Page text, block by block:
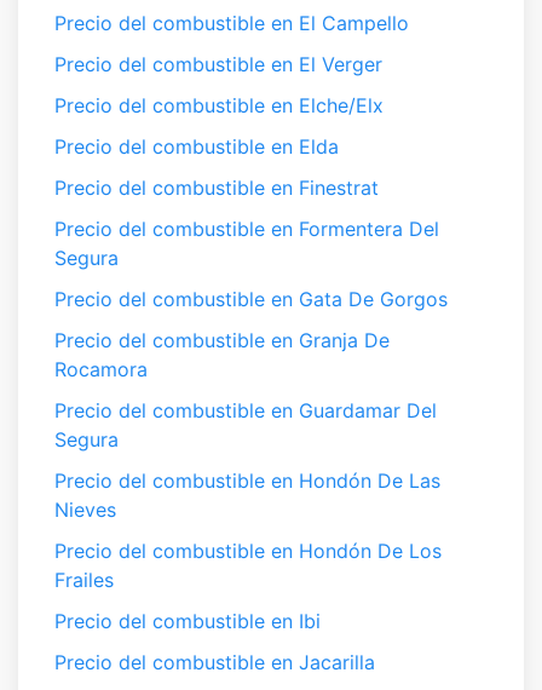
Precio del combustible en El Campello
Precio del combustible en El Verger
Precio del combustible en Elche/Elx
Precio del combustible en Elda
Precio del combustible en Finestrat
Precio del combustible en Formentera Del
Segura
Precio del combustible en Gata De Gorgos
Precio del combustible en Granja De
Rocamora
Precio del combustible en Guardamar Del
Segura
Precio del combustible en Hondón De Las
Nieves
Precio del combustible en Hondón De Los
Frailes
Precio del combustible en Ibi
Precio del combustible en Jacarilla